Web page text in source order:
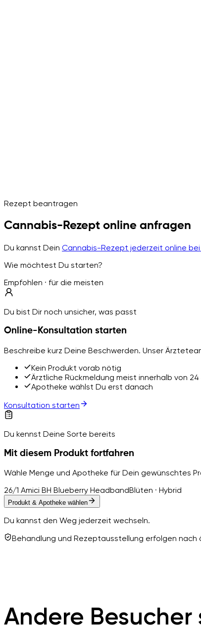
Rezept beantragen
Cannabis-Rezept online anfragen
Du kannst Dein Cannabis-Rezept jederzeit online
Wie möchtest Du starten?
Empfohlen · für die meisten
Du bist Dir noch unsicher, was passt
Online-Konsultation starten
Beschreibe kurz Deine Beschwerden. Unser
Kein Produkt vorab nötig
Ärztliche Rückmeldung meist innerhalb von
Apotheke wählst Du erst danach
Konsultation starten
Du kennst Deine Sorte bereits
Mit diesem Produkt fortfahren
Wähle Menge und Apotheke für Dein gewünschtes
26/1 Amici BH Blueberry HeadbandBlüten · Hybrid
Produkt & Apotheke wählen
Du kannst den Weg jederzeit wechseln.
Behandlung und Rezeptausstellung erfolgen
Andere